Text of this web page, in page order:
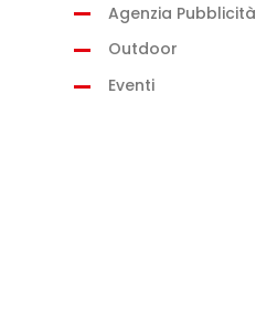
Agenzia Pubblicità
Outdoor
Eventi